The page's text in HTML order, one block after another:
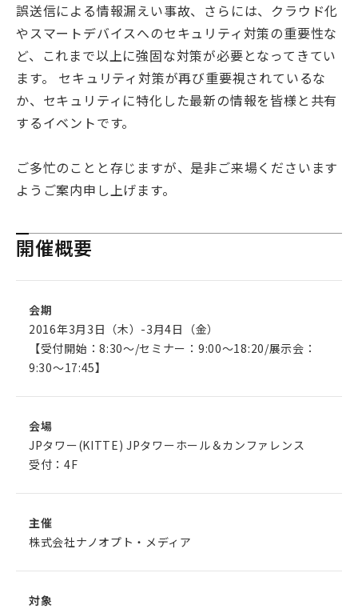
誤送信による情報漏えい事故、さらには、クラウド化
やスマートデバイスへのセキュリティ対策の重要性な
ど、これまで以上に強固な対策が必要となってきてい
ます。 セキュリティ対策が再び重要視されているな
か、セキュリティに特化した最新の情報を皆様と共有
するイベントです。
ご多忙のことと存じますが、是非ご来場くださいます
ようご案内申し上げます。
開催概要
会期
2016年3月3日（木）-3月4日（金）
【受付開始：8:30～/セミナー：9:00～18:20/展示会：
9:30～17:45】
会場
JPタワー(KITTE) JPタワーホール＆カンファレンス
受付：4F
主催
株式会社ナノオプト・メディア
対象